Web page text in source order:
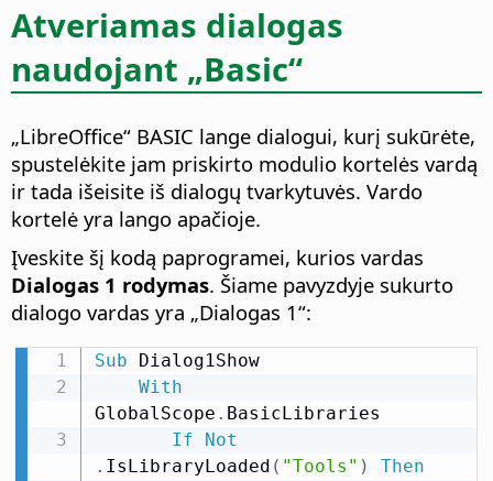
Atveriamas dialogas
naudojant „Basic“
„LibreOffice“ BASIC lange dialogui, kurį sukūrėte,
spustelėkite jam priskirto modulio kortelės vardą
ir tada išeisite iš dialogų tvarkytuvės. Vardo
kortelė yra lango apačioje.
Įveskite šį kodą paprogramei, kurios vardas
Dialogas 1 rodymas. Šiame pavyzdyje sukurto
dialogo vardas yra „Dialogas 1“:
Sub Dialog1Show
With
GlobalScope . BasicLibraries
If
Not
. IsLibraryLoaded ( "Tools" )
Then